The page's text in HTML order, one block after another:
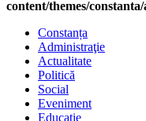
content/themes/
Constanța
Administraţie
Actualitate
Politică
Social
Eveniment
Educaţie